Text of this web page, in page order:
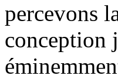
percevons
conception